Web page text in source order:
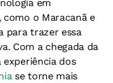
em
o Maracanã e
para trazer essa
Com a chegada da
dos
se torne mais